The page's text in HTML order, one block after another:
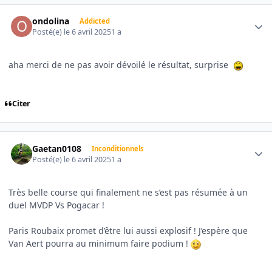
ondolina Addicted
Posté(e) le 6 avril 20251 a
aha merci de ne pas avoir dévoilé le résultat, surprise
Citer
Gaetan0108 Inconditionnels
Posté(e) le 6 avril 20251 a
Très belle course qui finalement ne s’est pas résumée à un
duel MVDP Vs Pogacar !
Paris Roubaix promet d’être lui aussi explosif ! J’espère que
Van Aert pourra au minimum faire podium !